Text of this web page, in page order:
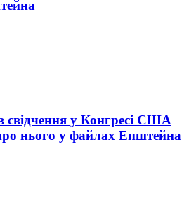
свідчення у Конгресі США
нього у файлах Епштейна